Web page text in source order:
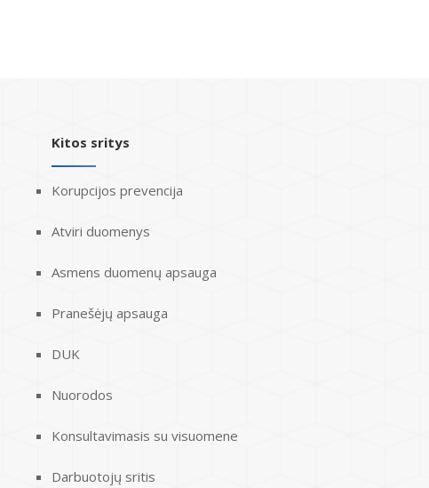
Kitos sritys
Korupcijos prevencija
Atviri duomenys
Asmens duomenų apsauga
Pranešėjų apsauga
DUK
Nuorodos
Konsultavimasis su visuomene
Darbuotojų sritis